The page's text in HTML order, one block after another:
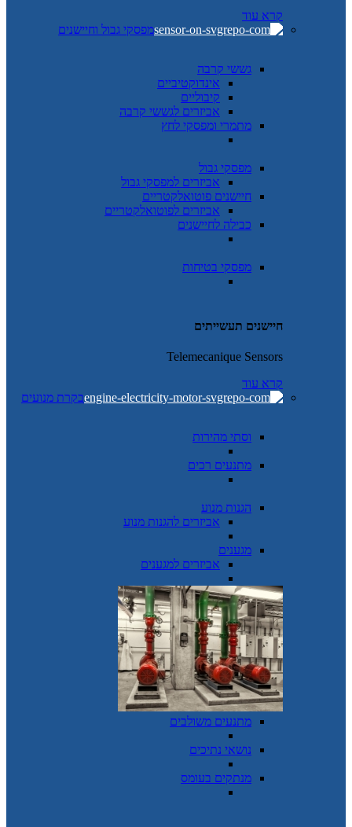
קרא עוד
מפסקי גבול וחיישנים
גששי קרבה
אינדוקטיביים
קיבוליים
אביזרים לגששי קרבה
מתמרי ומפסקי לחץ
מפסקי גבול
אביזרים למפסקי גבול
חיישנים פוטואלקטריים
אביזרים לפוטואלקטריים
כבילה לחיישנים
מפסקי בטיחות
חיישנים תעשייתים
Telemecanique Sensors
קרא עוד
בקרת מנועים
וסתי מהירות
מתנעים רכים
הגנות מנוע
אביזרים להגנות מנוע
מגענים
אביזרים למגענים
מתנעים משולבים
נושאי נתיכים
מנתקים בעומס